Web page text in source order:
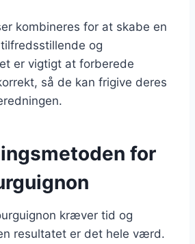
kombineres for at skabe en
og
er vigtigt at forberede
så de kan frigive deres
for
kræver tid og
resultatet er det hele værd.